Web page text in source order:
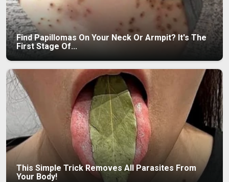
Find Papillomas On Your Neck Or Armpit? It's The
First Stage Of...
This Simple Trick Removes All Parasites From
Your Body!